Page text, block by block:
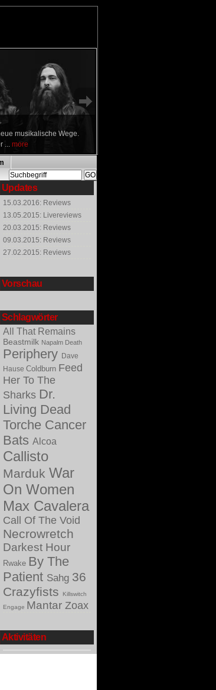
musikalische Wege.
... more
Updates
15.03.2016: Reviews
13.05.2015: Livereviews
20.03.2015: Reviews
09.03.2015: Reviews
27.02.2015: Reviews
Vorschau
Schlagwörter
All That Remains
Beastmilk Napalm Death
Periphery Dave
Hause Coldburn Feed
Her To The
Sharks Dr.
Living Dead
Torche Cancer
Bats Alcoa
Callisto
Marduk War
On Women
Max Cavalera
Call Of The Void
Necrowretch
Darkest Hour
Rwake By The
Patient Sahg 36
Crazyfists
Killswitch
Engage Mantar Zoax
Aktivitäten